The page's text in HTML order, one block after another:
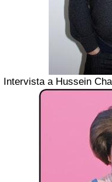
Intervista a Hussein